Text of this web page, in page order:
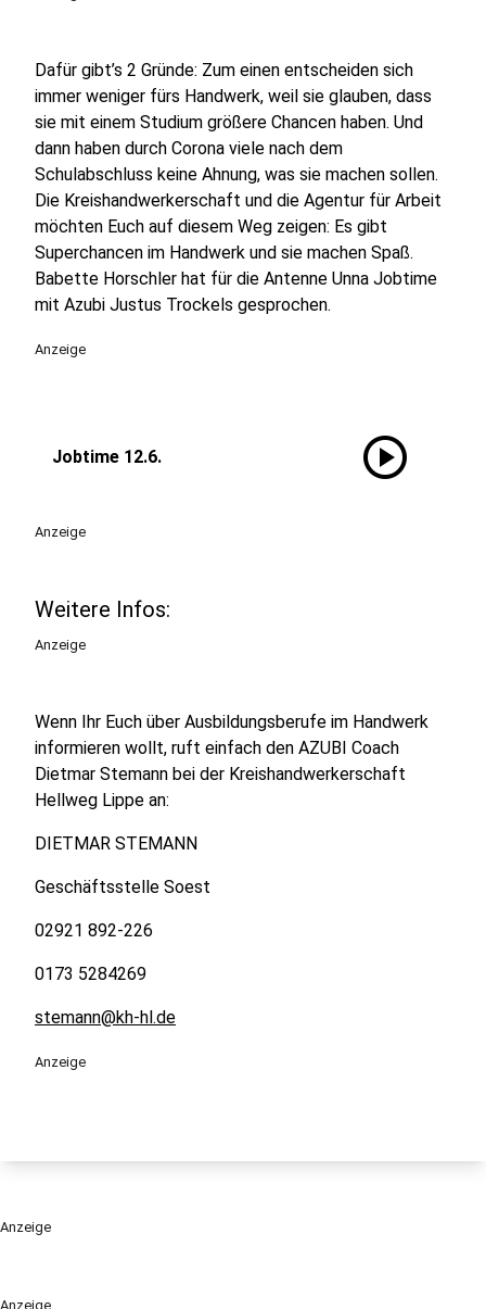
Anzeige
Dafür gibt’s 2 Gründe: Zum einen entscheiden sich
immer weniger fürs Handwerk, weil sie glauben, dass
sie mit einem Studium größere Chancen haben. Und
dann haben durch Corona viele nach dem
Schulabschluss keine Ahnung, was sie machen sollen.
Die Kreishandwerkerschaft und die Agentur für Arbeit
möchten Euch auf diesem Weg zeigen: Es gibt
Superchancen im Handwerk und sie machen Spaß.
Babette Horschler hat für die Antenne Unna Jobtime
mit Azubi Justus Trockels gesprochen.
Anzeige
Jobtime 12.6. play_circle
Anzeige
Weitere Infos:
Anzeige
Wenn Ihr Euch über Ausbildungsberufe im Handwerk
informieren wollt, ruft einfach den AZUBI Coach
Dietmar Stemann bei der Kreishandwerkerschaft
Hellweg Lippe an:
DIETMAR STEMANN
Geschäftsstelle Soest
02921 892-226
0173 5284269
stemann@kh-hl.de
Anzeige
Anzeige